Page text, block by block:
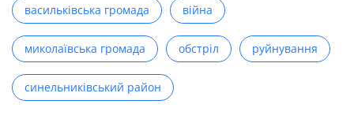
васильківська громада війна
миколаївська громада обстріл руйнування
синельниківський район